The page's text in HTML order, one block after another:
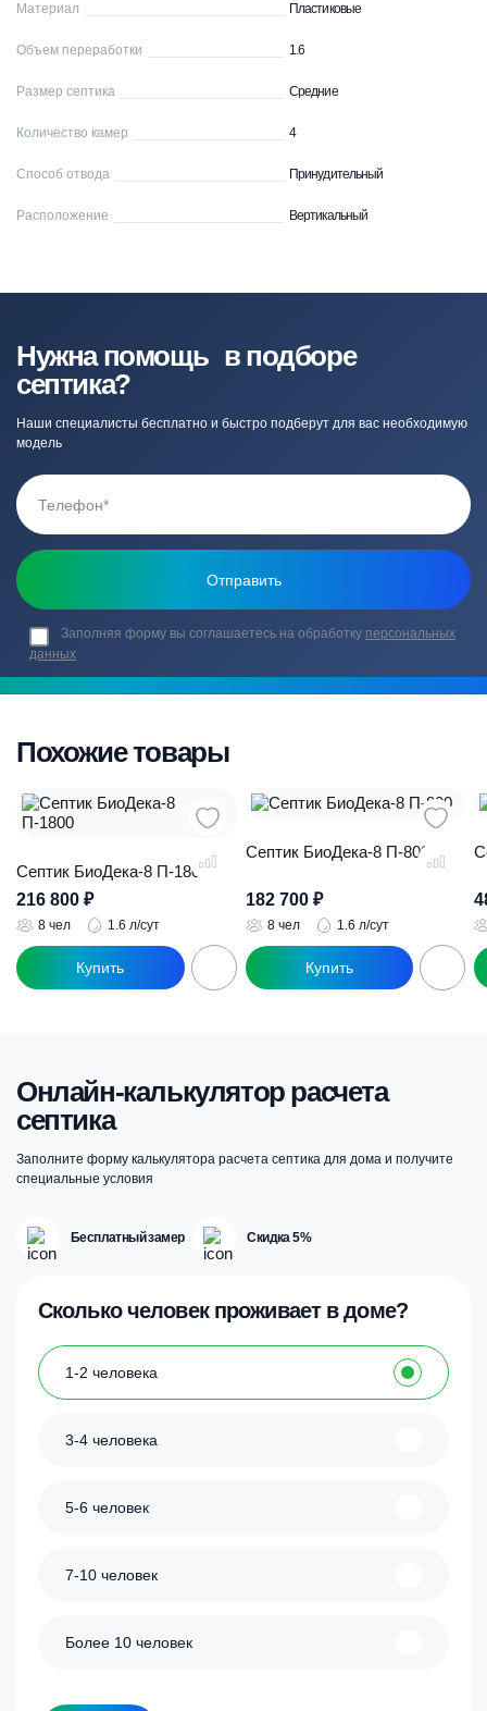
Материал Пластиковые
Объем переработки 1.6
Размер септика Средние
Количество камер 4
Способ отвода Принудительный
Расположение Вертикальный
Нужна помощь в подборе
септика?
Наши специалисты бесплатно и быстро подберут для вас необходимую
модель
Заполняя форму вы соглашаетесь на обработку персональных
данных
Похожие товары
Септик БиоДека-8 П-1800
216 800 ₽
8 чел 1.6 л/сут
Септик БиоДека-8 П-800
182 700 ₽
8 чел 1.6 л/сут
Онлайн-калькулятор расчета
септика
Заполните форму калькулятора расчета септика для дома и получите
специальные условия
Бесплатный замер Скидка 5%
Сколько человек проживает в доме?
1-2 человека
3-4 человека
5-6 человек
7-10 человек
Более 10 человек